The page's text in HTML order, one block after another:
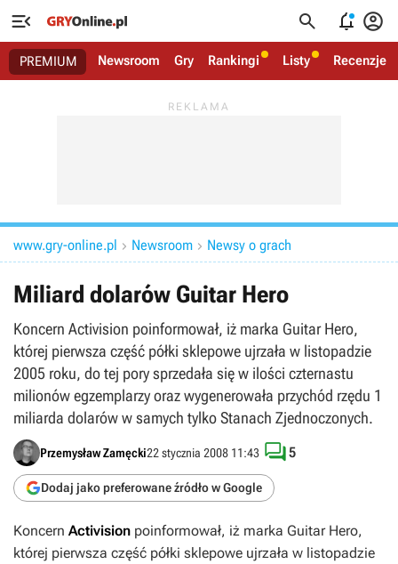
   
PREMIUM Newsroom Gry Rankingi Listy Recenzje
www.gry-online.pl  Newsroom  Newsy o grach
Miliard dolarów Guitar Hero
Koncern Activision poinformował, iż marka Guitar Hero,
której pierwsza część półki sklepowe ujrzała w listopadzie
2005 roku, do tej pory sprzedała się w ilości czternastu
milionów egzemplarzy oraz wygenerowała przychód rzędu 1
miliarda dolarów w samych tylko Stanach Zjednoczonych.
Przemysław Zamęcki22 stycznia 2008 11:43
Dodaj jako preferowane źródło w Google
5
Koncern Activision poinformował, iż marka Guitar Hero,
której pierwsza część półki sklepowe ujrzała w listopadzie